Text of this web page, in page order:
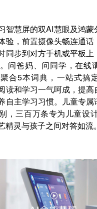
智慧屏的双AI慧眼及鸿
验，前置摄像头畅连通
同步到对方手机或平板上
问爸妈、问同学，在线
合5本词典，一站式搞
读和学习一气呵成，提
自主学习习惯。儿童专
，三百万条专为儿童设
精灵与孩子之间对答如流。